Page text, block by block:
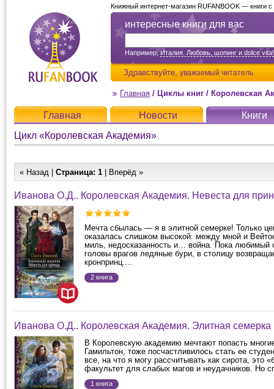
интересные книги для вас
Например,Италия. Любовь, шопинг и dolce vita!
Здравствуйте, уважаемый читатель
Книжный интернет-магазин RUFANBOOK — книги
Главная / Циклы книг / Королевская
Главная Новости
Книги
Цикл «Королевская Академия»
« Назад | Страница: 1 | Вперёд »
Иванова О.Д.. Королевская Академия. Невеста для
Мечта сбылась — я в элитной семерке! Только
оказалась слишком высокой: между мной и
миль, недосказанность и… война. Пока любимый
головы врагов ледяные бури, в столицу
кронпринц....
2 книга
Иванова О.Д.. Королевская Академия. Элитная семерка
В Королевскую академию мечтают попасть
Гамильтон, тоже посчастливилось стать ее
все, на что я могу рассчитывать как сирота, это
факультет для слабых магов и неудачников. Но
1 книга